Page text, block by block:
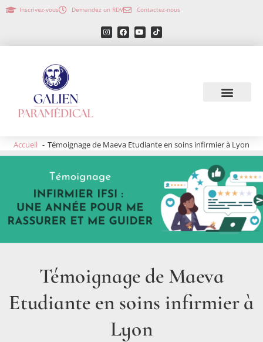
Inscrivez-vous Demandez un RDV Contactez-nous
Accueil Témoignage de Maeva Etudiante en soins infirmier à Lyon
Témoignage de Maeva
Etudiante en soins infirmier à
Lyon